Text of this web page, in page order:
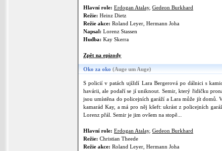
Hlavní role: Erdogan Atalay, Gedeon Burkhard
Režie: Heinz Dietz
Režie akce: Roland Leyer, Hermann Joha
Napsal: Lorenz Stassen
Hudba: Kay Skerra
Zpět na epizody
Oko za oko (Auge um Auge)
S policií v patách ujíždí Lara Bergerová po dálnici s
havárii, ale podaří se jí uniknout. Semir, který řidičku
jsou umístěna do policejních garáží a Lara může jít domů.
kamarád Kay, a má pro něj kšeft: ukrást z policejních
Lorenz přál. Semir je jim ovšem na stopě...
Hlavní role: Erdogan Atalay, Gedeon Burkhard
Režie: Christian Theede
Režie akce: Roland Leyer, Hermann Joha